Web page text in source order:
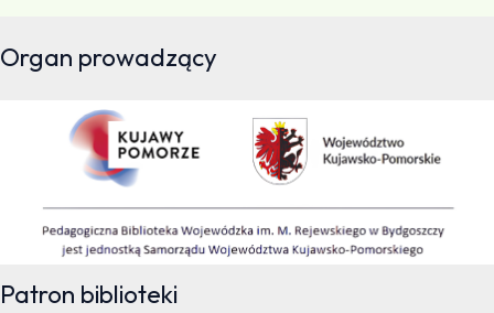
Organ prowadzący
Patron biblioteki